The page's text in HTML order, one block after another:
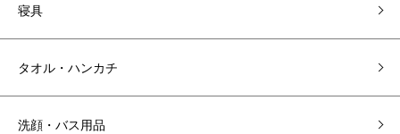
寝具
タオル・ハンカチ
洗顔・バス用品